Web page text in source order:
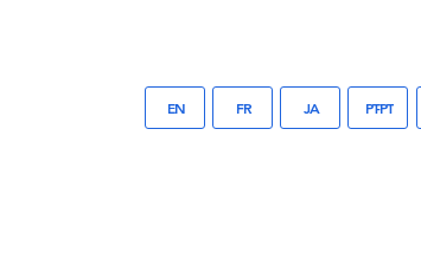
EN FR JA PT-PT